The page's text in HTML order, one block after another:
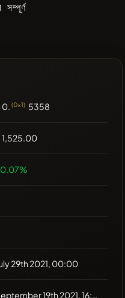
সম্পূর্ণ
0. (0x1) 5358
1,525.00
29th 2021, 00:00
September 19th 2021, 16:00